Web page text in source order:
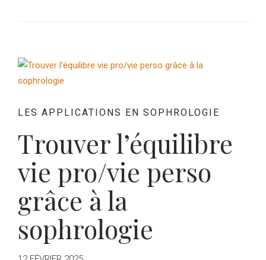
LES APPLICATIONS EN SOPHROLOGIE
Trouver l’équilibre
vie pro/vie perso
grâce à la
sophrologie